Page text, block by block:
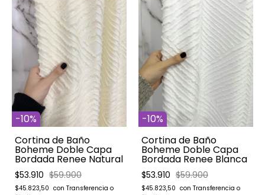
-10%
Cortina de Baño
Boheme Doble Capa
Bordada Renee Natural
$53.910 $59.900
$45.823,50
-10%
Cortina de Baño
Boheme Doble Capa
Bordada Renee Blanca
$53.910 $59.900
$45.823,50